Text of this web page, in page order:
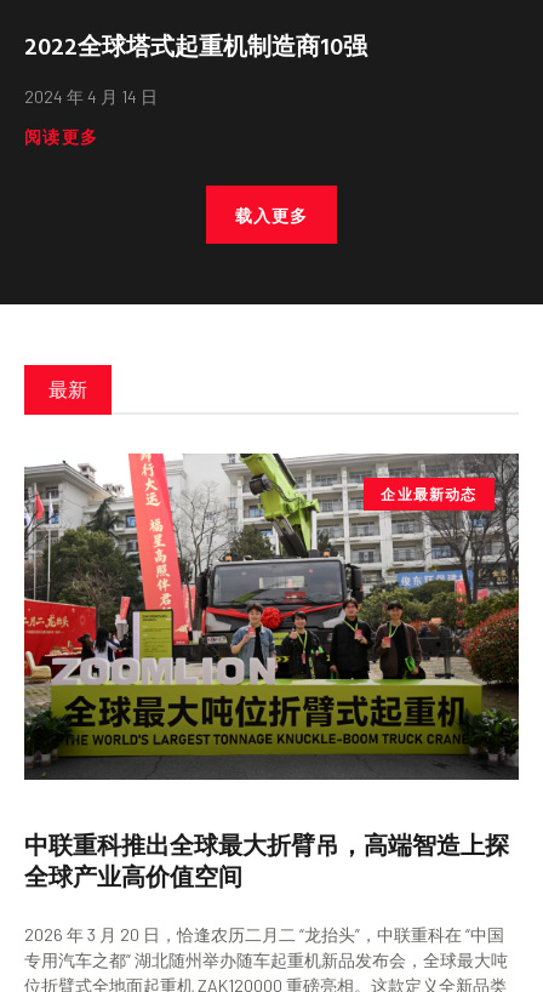
2022全球塔式起重机制造商10强
阅读更多
载入更多
最新
企业最新动态
中联重科推出全球最大折臂吊，高端智造上探
全球产业高价值空间
2026 年 3 月 20 日，恰逢农历二月二 “龙抬头”，中联重科在 “中国
专用汽车之都” 湖北随州举办随车起重机新品发布会，全球最大吨